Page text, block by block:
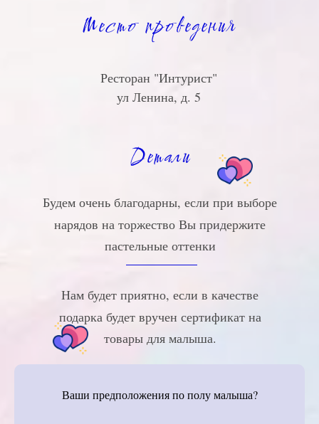
Место проведения
Ресторан "Интурист"
ул Ленина, д. 5
Детали
Будем очень благодарны, если при выборе
нарядов на торжество Вы придержите
пастельные оттенки
Нам будет приятно, если в качестве
подарка будет вручен сертификат на
товары для малыша.
Ваши предположения по полу малыша?